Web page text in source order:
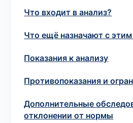
Что входит в анализ?
Что ещё назначают с
Показания к анализу
Противопоказания и
Дополнительные
отклонении от нормы
Анализ на
Сохранить
Ваше имя*